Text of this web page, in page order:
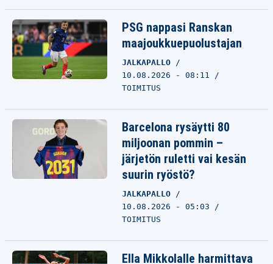
PSG nappasi Ranskan
maajoukkuepuolustajan
JALKAPALLO
10.08.2026 - 08:11
TOIMITUS
Barcelona rysäytti 80
miljoonan pommin –
järjetön ruletti vai kesän
suurin ryöstö?
JALKAPALLO
10.08.2026 - 05:03
TOIMITUS
Ella Mikkolalle harmittava